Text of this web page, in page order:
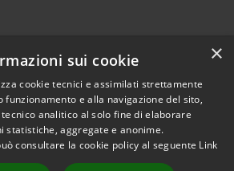
Copyright © 2025
Autorità di
Sistema Portuale
del Mare Adriatico
Centrale
Powered by
×
sui cookie
cookie tecnici e assimilati strettamente
funzionamento e alla navigazione del sito,
analitico al solo fine di elaborare
statistiche, aggregate e anonime.
consultare la cookie policy al seguente Link